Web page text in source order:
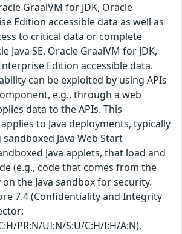
GraalVM for JDK, Oracle
Edition accessible data as well as
to critical data or complete
Java SE, Oracle GraalVM for JDK,
Edition accessible data.
can be exploited by using APIs
e.g., through a web
data to the APIs. This
to Java deployments, typically
Java Web Start
Java applets, that load and
(e.g., code that comes from the
the Java sandbox for security.
7.4 (Confidentiality and Integrity
PR:N/UI:N/S:U/C:H/I:H/A:N).